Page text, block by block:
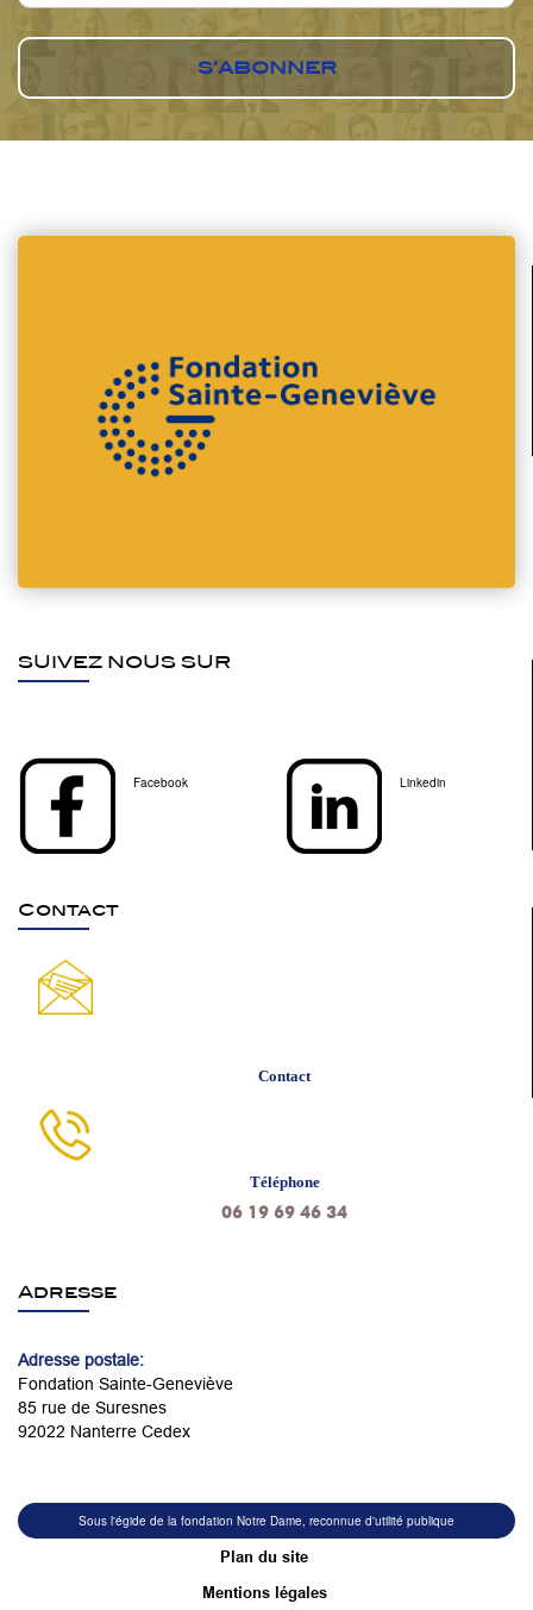
SUIVEZ NOUS SUR
Facebook Linkedin
Contact
Contact
Téléphone
06 19 69 46 34
Adresse
Adresse postale:
Fondation Sainte-Geneviève
85 rue de Suresnes
92022 Nanterre Cedex
Plan du site
Mentions légales
Sous l'égide de la fondation Notre Dame, reconnue d'utilité publique